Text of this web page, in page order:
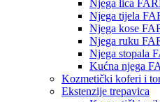
Njega lica
Njega tijela
Njega kose
Njega ruku
Njega stopala
Kućna njega
Kozmetički koferi i
Ekstenzije trepavica